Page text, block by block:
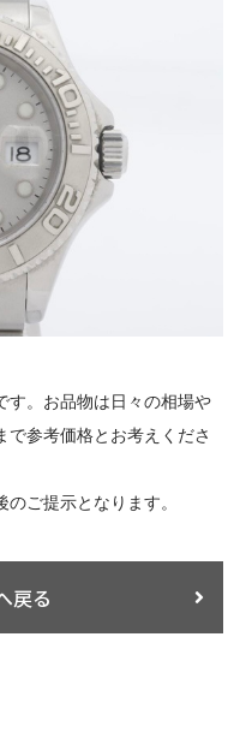
。お品物は日々の相場や
参考価格とお考えくださ
ご提示となります。
戻る